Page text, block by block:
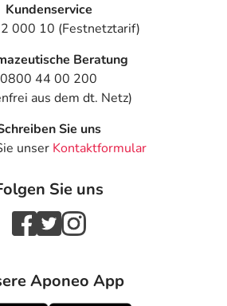
Kundenservice
000 10 (Festnetztarif)
Beratung
0800 44 00 200
aus dem dt. Netz)
Sie uns
unser Kontaktformular
Sie uns
Aponeo App